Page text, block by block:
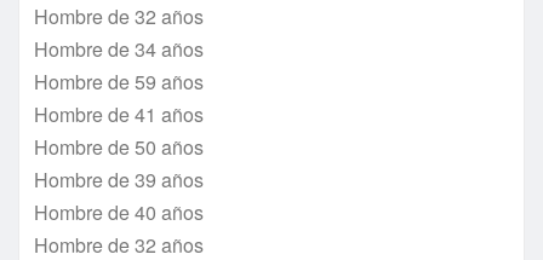
Hombre de 32 años
Hombre de 34 años
Hombre de 59 años
Hombre de 41 años
Hombre de 50 años
Hombre de 39 años
Hombre de 40 años
Hombre de 32 años